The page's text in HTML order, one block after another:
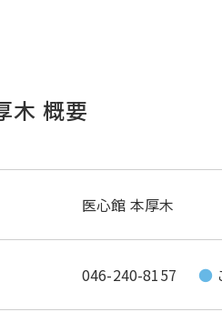
木 概要
医心館 本厚木
046-240-8157